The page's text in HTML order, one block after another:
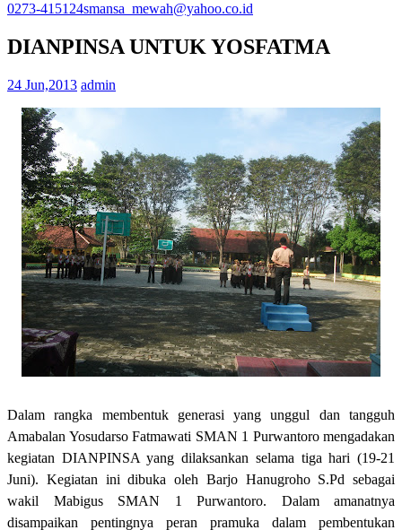
0273-415124smansa_mewah@yahoo.co.id
DIANPINSA UNTUK YOSFATMA
24 Jun,2013 admin
Dalam rangka membentuk generasi yang unggul dan tangguh
Amabalan Yosudarso Fatmawati SMAN 1 Purwantoro mengadakan
kegiatan DIANPINSA yang dilaksankan selama tiga hari (19-21
Juni). Kegiatan ini dibuka oleh Barjo Hanugroho S.Pd sebagai
wakil Mabigus SMAN 1 Purwantoro. Dalam amanatnya
disampaikan pentingnya peran pramuka dalam pembentukan